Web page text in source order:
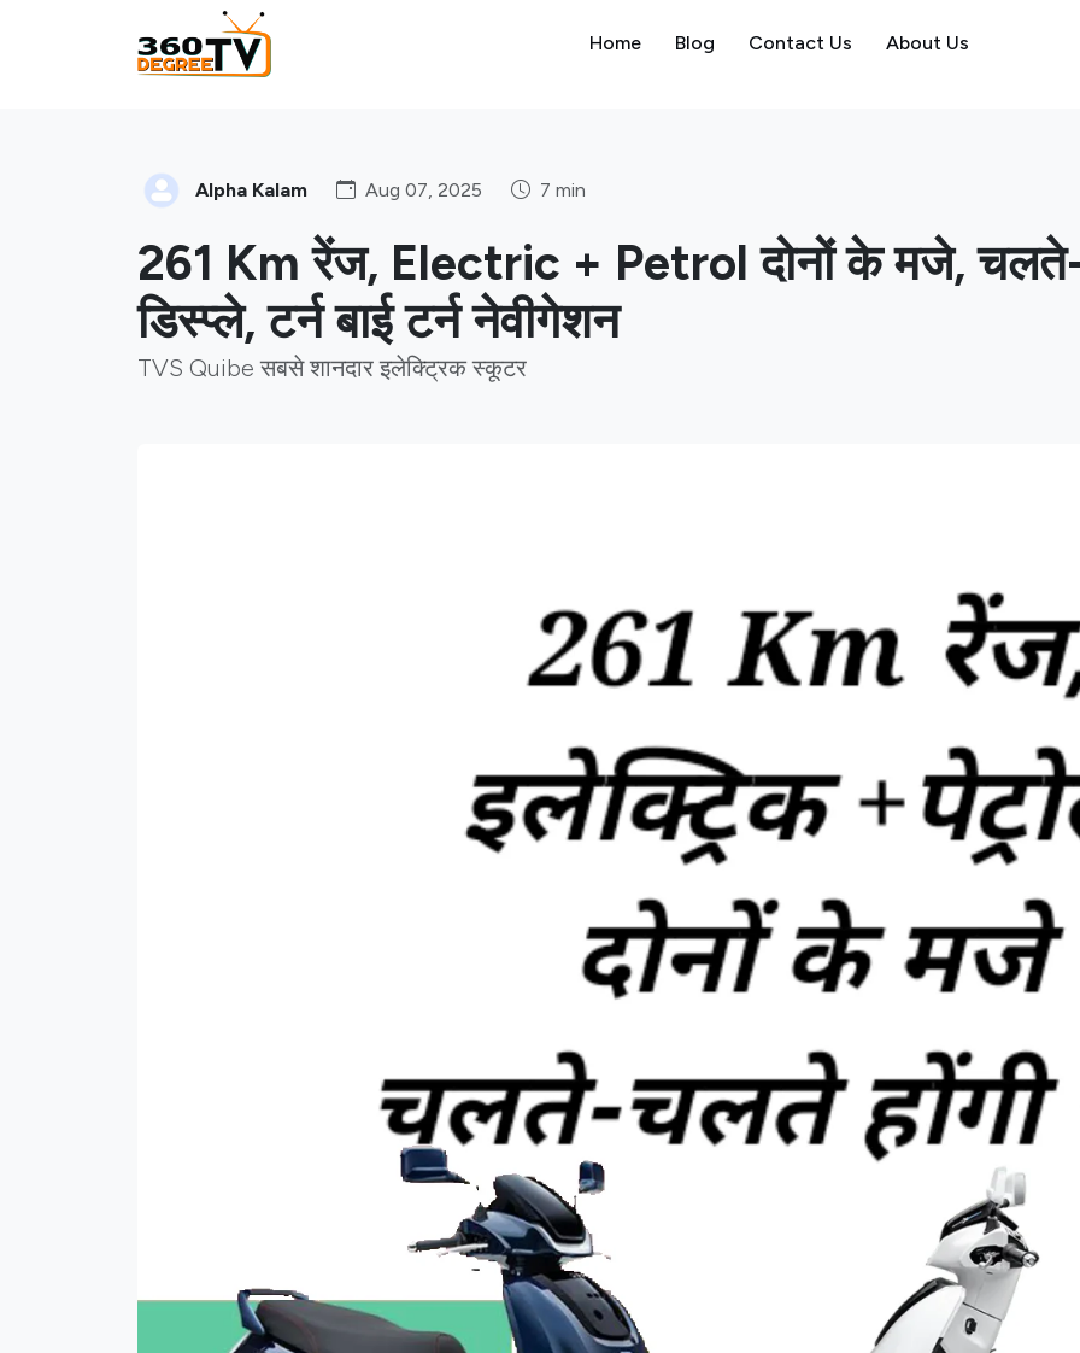
Home Blog Contact Us About Us
Alpha Kalam Aug 07, 2025 7 min
261 Km रेंज, Electric + Petrol दोनों के मजे, चलते-
डिस्प्ले, टर्न बाई टर्न नेवीगेशन
TVS Quibe सबसे शानदार इलेक्ट्रिक स्कूटर